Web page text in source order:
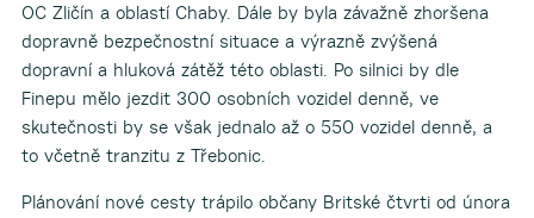
OC Zličín a oblastí Chaby. Dále by byla závažně zhoršena
dopravně bezpečnostní situace a výrazně zvýšená
dopravní a hluková zátěž této oblasti. Po silnici by dle
Finepu mělo jezdit 300 osobních vozidel denně, ve
skutečnosti by se však jednalo až o 550 vozidel denně, a
to včetně tranzitu z Třebonic.
Plánování nové cesty trápilo občany Britské čtvrti od února